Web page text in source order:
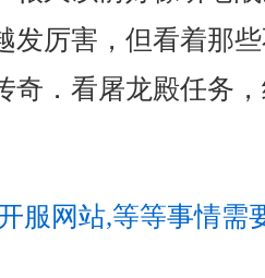
发厉害，但看着那
奇．看屠龙殿任务
服网站,等等事情需